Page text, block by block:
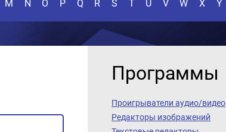
M N O P Q R S T U V W X Y
Программы
Проигрыватели аудио/видео
Редакторы изображений